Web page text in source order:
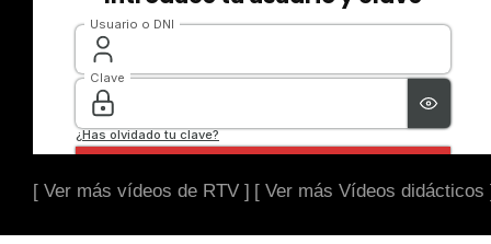
[ Ver más vídeos de RTV ] [ Ver más Vídeos didácticos